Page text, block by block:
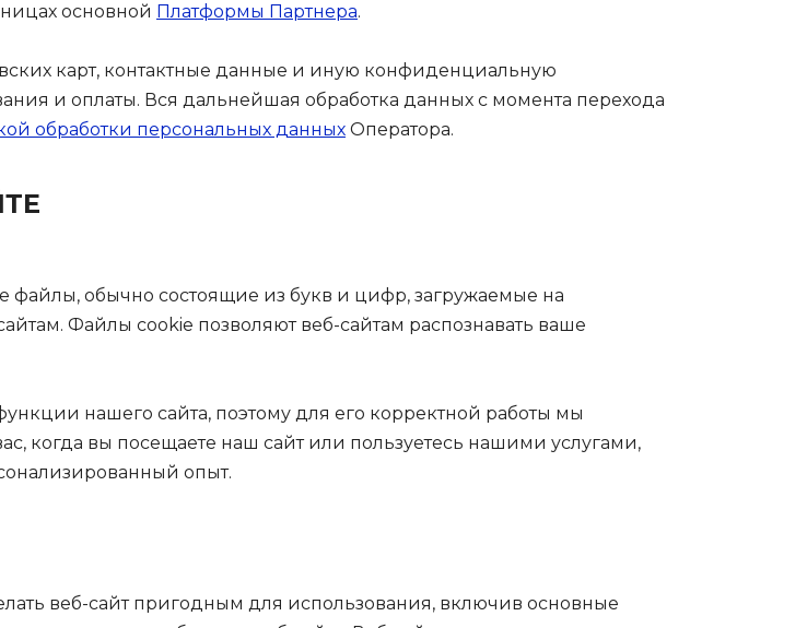
основной Платформы Партнера.
карт, контактные данные и иную конфиденциальную
и оплаты. Вся дальнейшая обработка данных с момента перехода
обработки персональных данных Оператора.
файлы, обычно состоящие из букв и цифр, загружаемые на
Файлы cookie позволяют веб-сайтам распознавать ваше
нашего сайта, поэтому для его корректной работы мы
когда вы посещаете наш сайт или пользуетесь нашими услугами,
опыт.
веб-сайт пригодным для использования, включив основные